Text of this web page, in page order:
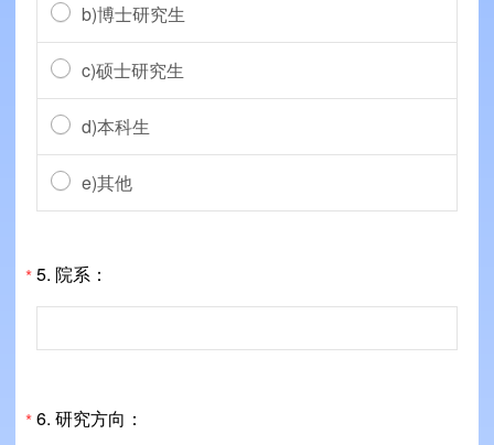
b)博士研究生
c)硕士研究生
d)本科生
e)其他
*5. 院系：
*6. 研究方向：